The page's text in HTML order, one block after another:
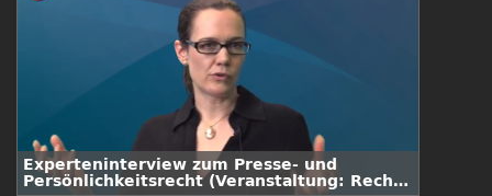
Experteninterview zum Presse- und
Persönlichkeitsrecht (Veranstaltung: Recht